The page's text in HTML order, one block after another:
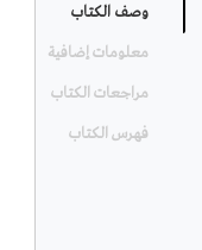
وصف الكتاب
معلومات إضافية
مراجعات الكتاب
فهرس الكتاب